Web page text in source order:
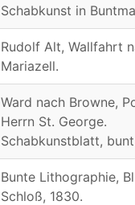
Schabkunst in
Rudolf Alt, Wallfahrt
Mariazell.
Ward nach Browne,
Herrn St. George.
Schabkunstblatt,
Bunte Lithographie,
Schloß, 1830.